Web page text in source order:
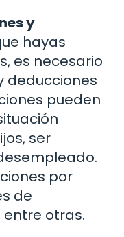
y
hayas
es necesario
deducciones
pueden
ser
por
de
entre otras.